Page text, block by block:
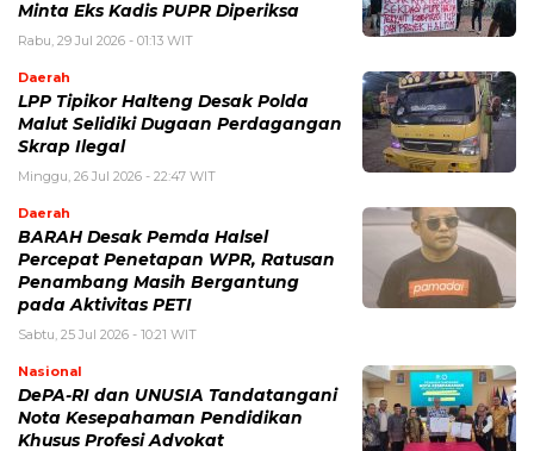
Minta Eks Kadis PUPR Diperiksa
Rabu, 29 Jul 2026 - 01:13 WIT
Daerah
LPP Tipikor Halteng Desak Polda
Malut Selidiki Dugaan Perdagangan
Skrap Ilegal
Minggu, 26 Jul 2026 - 22:47 WIT
Daerah
BARAH Desak Pemda Halsel
Percepat Penetapan WPR, Ratusan
Penambang Masih Bergantung
pada Aktivitas PETI
Sabtu, 25 Jul 2026 - 10:21 WIT
Nasional
DePA-RI dan UNUSIA Tandatangani
Nota Kesepahaman Pendidikan
Khusus Profesi Advokat